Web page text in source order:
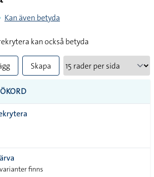
Kan även betyda
kan också betyda
i
Skapa
finns